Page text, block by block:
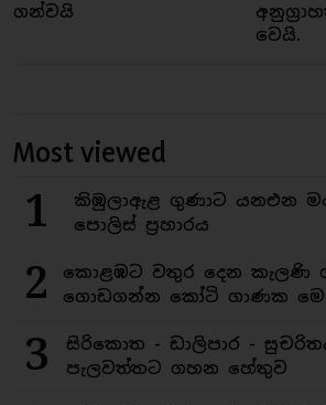
ගන්වයි
වෙයි.
Most viewed
1
කිඹුලාඇළ ගුණාට යනඑන
පොලිස් ප්‍රහාරය
2
කොළඹට වතුර දෙන කැලණි
ගොඩගන්න කෝටි ගාණක
3
සිරිකොත - ඩාලිපාර -
පැලවත්තට ගහන හේතුව